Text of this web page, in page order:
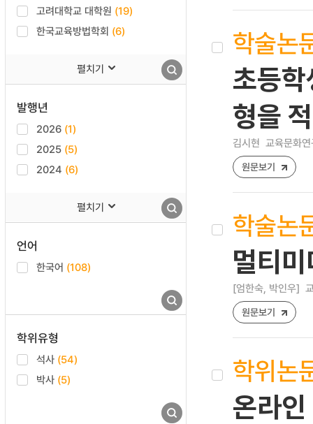
고려대학교 대학원 (19)
한국교육방법학회 (6)
펼치기
발행년
2026 (1)
2025 (5)
2024 (6)
펼치기
언어
한국어 (108)
학위유형
석사 (54)
박사 (5)
학술논
초등
형을
김시현 교육문화
원문보기
학술논
멀티
[엄한숙, 박인우]
원문보기
학위논
온라